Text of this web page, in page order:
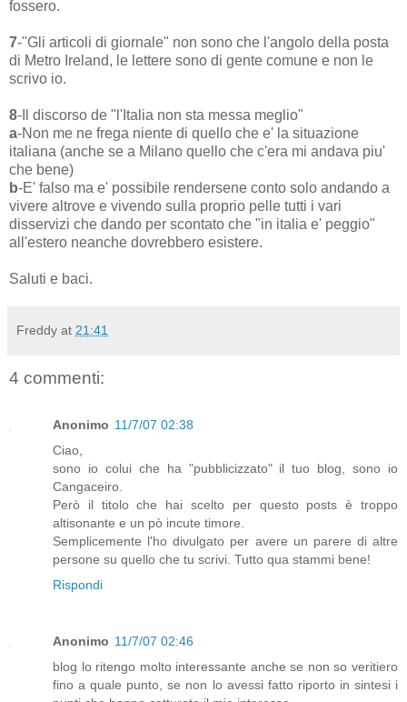
fossero.
7-"Gli articoli di giornale" non sono che l'angolo della posta
di Metro Ireland, le lettere sono di gente comune e non le
scrivo io.
8-Il discorso de "l'Italia non sta messa meglio"
a-Non me ne frega niente di quello che e' la situazione
italiana (anche se a Milano quello che c'era mi andava piu'
che bene)
b-E' falso ma e' possibile rendersene conto solo andando a
vivere altrove e vivendo sulla proprio pelle tutti i vari
disservizi che dando per scontato che "in italia e' peggio"
all'estero neanche dovrebbero esistere.
Saluti e baci.
Freddy at 21:41
4 commenti:
Anonimo 11/7/07 02:38
Ciao,
sono io colui che ha "pubblicizzato" il tuo blog, sono io
Cangaceiro.
Però il titolo che hai scelto per questo posts è troppo
altisonante e un pò incute timore.
Semplicemente l'ho divulgato per avere un parere di altre
persone su quello che tu scrivi. Tutto qua stammi bene!
Rispondi
Anonimo 11/7/07 02:46
blog lo ritengo molto interessante anche se non so veritiero
fino a quale punto, se non lo avessi fatto riporto in sintesi i